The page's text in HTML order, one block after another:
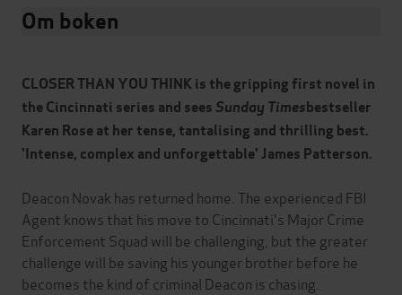
Om boken
CLOSER THAN YOU THINK is the gripping first novel in
the Cincinnati series and sees Sunday Timesbestseller
Karen Rose at her tense, tantalising and thrilling best.
'Intense, complex and unforgettable' James Patterson.
Deacon Novak has returned home. The experienced FBI
Agent knows that his move to Cincinnati's Major Crime
Enforcement Squad will be challenging, but the greater
challenge will be saving his younger brother before he
becomes the kind of criminal Deacon is chasing.